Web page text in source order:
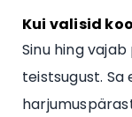
Kui valisid
Sinu hing
teistsugust.